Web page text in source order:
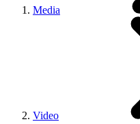
Media
Video